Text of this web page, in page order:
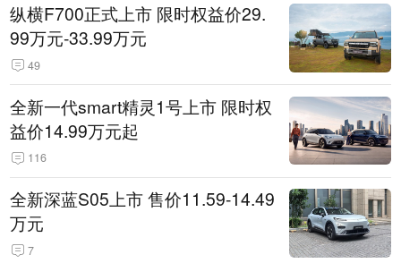
纵横F700正式上市 限时权益价29.
99万元-33.99万元
49
全新一代smart精灵1号上市 限时权
益价14.99万元起
116
全新深蓝S05上市 售价11.59-14.49
万元
7